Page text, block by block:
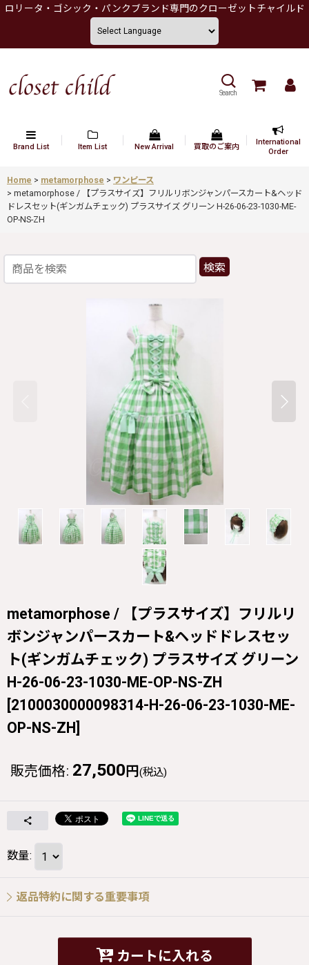
ロリータ・ゴシック・パンクブランド専門のクローゼットチャイルド
Search
Brand List Item List New Arrival 買取のご案内
International
Order
Home > metamorphose > ワンピース
> metamorphose / 【プラスサイズ】フリルリボンジャンパースカート&ヘッド
ドレスセット(ギンガムチェック) プラスサイズ グリーン H-26-06-23-1030-ME-
OP-NS-ZH
検索
metamorphose / 【プラスサイズ】フリルリ
ボンジャンパースカート&ヘッドドレスセッ
ト(ギンガムチェック) プラスサイズ グリーン
H-26-06-23-1030-ME-OP-NS-ZH
[2100030000098314-H-26-06-23-1030-ME-
OP-NS-ZH]
販売価格: 27,500 円 (税込)
数量:
返品特約に関する重要事項
カートに入れる